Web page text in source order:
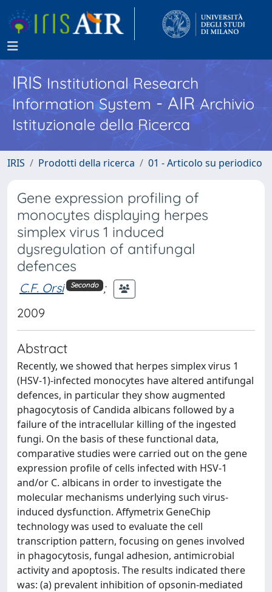
IRISInstitutional Research
Information System - AIR Archivio
Istituzionale della Ricerca
IRIS Prodotti della ricerca 01 - Articolo su periodico
Gene expression profiling of
monocytes displaying herpes
simplex virus 1 induced
dysregulation of antifungal
defences
C.F. Orsi Secondo ;
2009
Abstract
Recently, we showed that herpes simplex virus 1
(HSV-1)-infected monocytes have altered antifungal
defences, in particular they show augmented
phagocytosis of Candida albicans followed by a
failure of the intracellular killing of the ingested
fungi. On the basis of these functional data,
comparative studies were carried out on the gene
expression profile of cells infected with HSV-1
and/or C. albicans in order to investigate the
molecular mechanisms underlying such virus-
induced dysfunction. Affymetrix GeneChip
technology was used to evaluate the cell
transcription pattern, focusing on genes involved
in phagocytosis, fungal adhesion, antimicrobial
activity and apoptosis. The results indicated there
was: (a) prevalent inhibition of opsonin-mediated